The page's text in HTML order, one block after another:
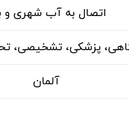
اتصال به آب شهری و
پزشکی، تشخیصی،
آلمان